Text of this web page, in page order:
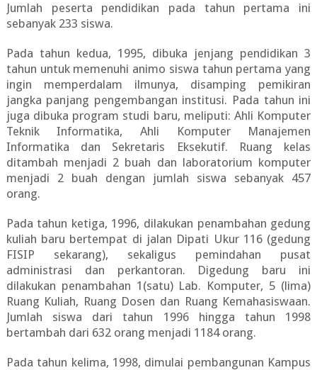
Jumlah peserta pendidikan pada tahun pertama ini
sebanyak 233 siswa.
Pada tahun kedua, 1995, dibuka jenjang pendidikan 3
tahun untuk memenuhi animo siswa tahun pertama yang
ingin memperdalam ilmunya, disamping pemikiran
jangka panjang pengembangan institusi. Pada tahun ini
juga dibuka program studi baru, meliputi: Ahli Komputer
Teknik Informatika, Ahli Komputer Manajemen
Informatika dan Sekretaris Eksekutif. Ruang kelas
ditambah menjadi 2 buah dan laboratorium komputer
menjadi 2 buah dengan jumlah siswa sebanyak 457
orang.
Pada tahun ketiga, 1996, dilakukan penambahan gedung
kuliah baru bertempat di jalan Dipati Ukur 116 (gedung
FISIP sekarang), sekaligus pemindahan pusat
administrasi dan perkantoran. Digedung baru ini
dilakukan penambahan 1(satu) Lab. Komputer, 5 (lima)
Ruang Kuliah, Ruang Dosen dan Ruang Kemahasiswaan.
Jumlah siswa dari tahun 1996 hingga tahun 1998
bertambah dari 632 orang menjadi 1184 orang.
Pada tahun kelima, 1998, dimulai pembangunan Kampus